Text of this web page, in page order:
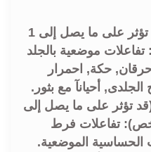
أثار جانبية شائعة (قد تؤثر على ما يصل إلى 1
تفاعلات موضعية بالجلد
حكة, احمرار
الجلدى, أحيانآ مع بثور.
(قد تؤثر على ما يصل إلى
10000 شخص): تفاعلات فرط
الحساسية الموضعية.